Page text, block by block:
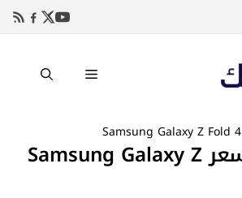
القائمة
Samsung Galaxy Z Fold 4
مواصفات و سعر Samsung Galaxy Z